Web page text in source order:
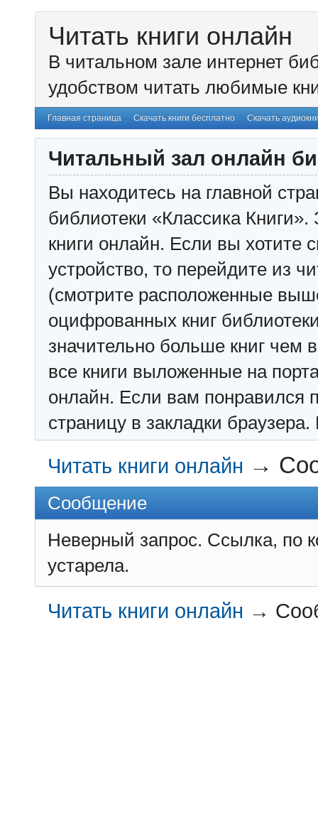
Читать книги онлайн
В читальном зале интернет
удобством читать любимые
Главная страница Скачать книги бесплатно Скачать
Читальный зал онлайн
Вы находитесь на главной
библиотеки «Классика
книги онлайн. Если вы хотите
устройство, то перейдите из
(смотрите расположенные
оцифрованных книг
значительно больше книг чем
все книги выложенные на
онлайн. Если вам понравился
страницу в закладки
Читать книги онлайн →
Сообщение
Неверный запрос. Ссылка, по
устарела.
Читать книги онлайн →